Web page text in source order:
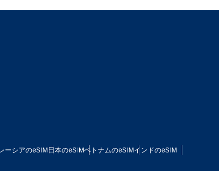
ーシアのeSIM日本のeSIMベトナムのeSIMインドのeSIM